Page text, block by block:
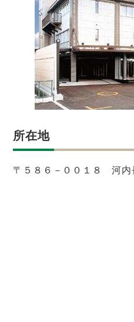
所在地
〒５８６－００１８ 河内